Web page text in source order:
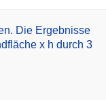
Die Ergebnisse
x h durch 3